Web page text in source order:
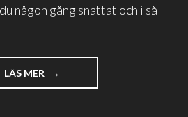
någon gång snattat och i så
LÄS MER
"BLOGGROLIGT:
EN